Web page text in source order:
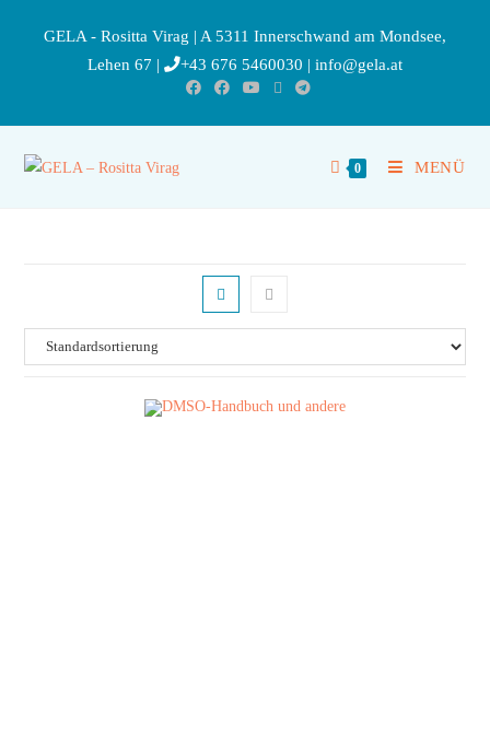
GELA - Rositta Virag | A 5311 Innerschwand am Mondsee,
Lehen 67 |
+43 676 5460030 | info@gela.at
0 MENÜ